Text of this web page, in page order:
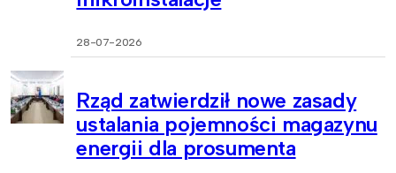
28-07-2026
Rząd zatwierdził nowe zasady
ustalania pojemności magazynu
energii dla prosumenta